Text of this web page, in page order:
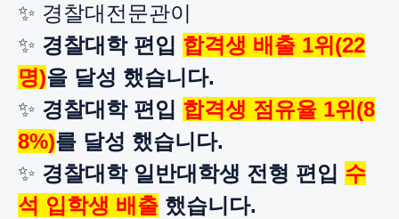
✨ 경찰대전문관이
✨ ​ 경찰대학 편입 합격생 배출 1위(22
명)을 달성 했습니다.
✨ ​ 경찰대학 편입 합격생 점유율 1위(8
8%)를 달성 했습니다.
✨ 경찰대학 일반대학생 전형 편입 수
석 입학생 배출 했습니다.